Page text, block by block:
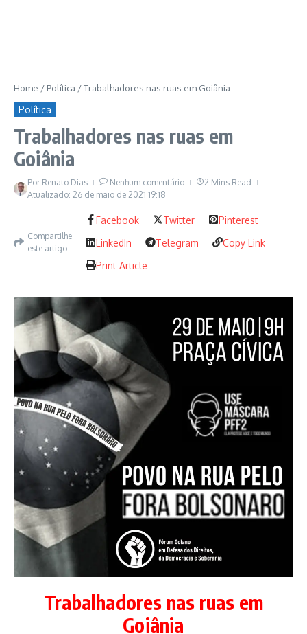
Home / Política /Trabalhadores nas ruas em Goiânia
Política
Trabalhadores nas ruas em
Goiânia
Por Renato Dias Nenhum comentário
2 Mins Read
Atualizado: 26 de maio de 2021 19:18
Compartilhe
este artigo
Facebook Twitter
Pinterest
LinkedIn
Telegram
Copy Link
Print Article
Trabalhadores nas ruas em
Goiânia